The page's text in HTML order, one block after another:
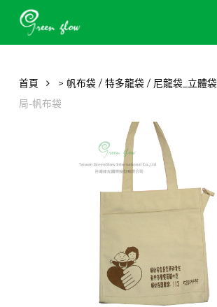
首頁 > 帆布袋 / 特多龍袋 / 尼龍袋_立體袋
局-帆布袋